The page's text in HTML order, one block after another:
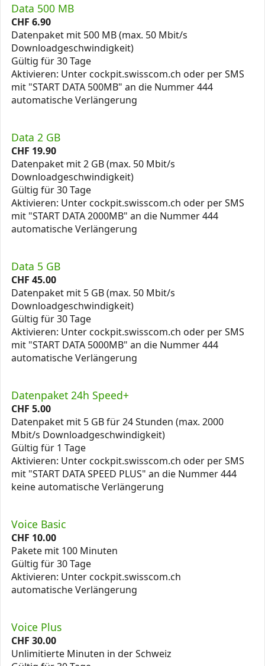
Data 500 MB
CHF 6.90
Datenpaket mit 500 MB (max. 50 Mbit/s
Downloadgeschwindigkeit)
Gültig für 30 Tage
Aktivieren: Unter cockpit.swisscom.ch oder per SMS
mit "START DATA 500MB" an die Nummer 444
automatische Verlängerung
Data 2 GB
CHF 19.90
Datenpaket mit 2 GB (max. 50 Mbit/s
Downloadgeschwindigkeit)
Gültig für 30 Tage
Aktivieren: Unter cockpit.swisscom.ch oder per SMS
mit "START DATA 2000MB" an die Nummer 444
automatische Verlängerung
Data 5 GB
CHF 45.00
Datenpaket mit 5 GB (max. 50 Mbit/s
Downloadgeschwindigkeit)
Gültig für 30 Tage
Aktivieren: Unter cockpit.swisscom.ch oder per SMS
mit "START DATA 5000MB" an die Nummer 444
automatische Verlängerung
Datenpaket 24h Speed+
CHF 5.00
Datenpaket mit 5 GB für 24 Stunden (max. 2000
Mbit/s Downloadgeschwindigkeit)
Gültig für 1 Tage
Aktivieren: Unter cockpit.swisscom.ch oder per SMS
mit "START DATA SPEED PLUS" an die Nummer 444
keine automatische Verlängerung
Voice Basic
CHF 10.00
Pakete mit 100 Minuten
Gültig für 30 Tage
Aktivieren: Unter cockpit.swisscom.ch
automatische Verlängerung
Voice Plus
CHF 30.00
Unlimitierte Minuten in der Schweiz